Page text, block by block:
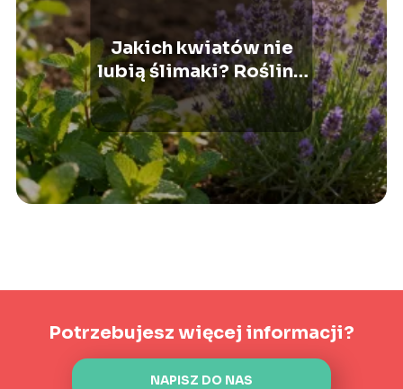
Jakich kwiatów nie
lubią ślimaki? Rośliny,
które je odstraszają
Potrzebujesz więcej informacji?
NAPISZ DO NAS